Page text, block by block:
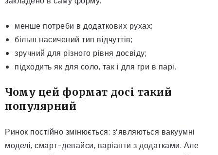
менше потреби в додаткових рухах;
більш насичений тип відчуттів;
зручний для різного рівня досвіду;
підходить як для соло, так і для гри в парі.
Чому цей формат досі такий
популярний
Ринок постійно змінюється: з’являються вакуумні
моделі, смарт-девайси, варіанти з додатками. Але